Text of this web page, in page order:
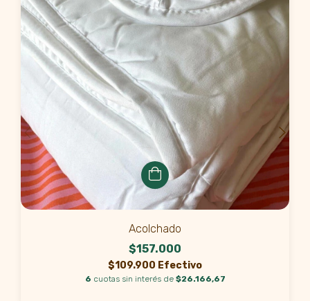
Acolchado
$157.000
$109.900 Efectivo
6 cuotas sin interés de $26.166,67